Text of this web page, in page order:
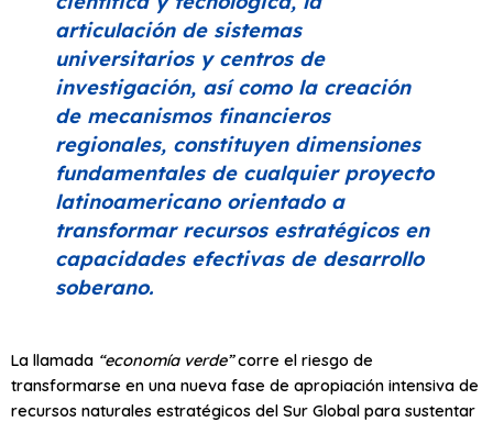
articulación de sistemas
universitarios y centros de
investigación, así como la creación
de mecanismos financieros
regionales, constituyen dimensiones
fundamentales de cualquier proyecto
latinoamericano orientado a
transformar recursos estratégicos en
capacidades efectivas de desarrollo
soberano.
La llamada “economía verde”corre el riesgo de
transformarse en una nueva fase de apropiación intensiva de
recursos naturales estratégicos del Sur Global para sustentar